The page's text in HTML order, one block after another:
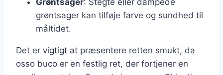
grøntsager kan tilføje farve og sundhed til
måltidet.
Det er vigtigt at præsentere retten smukt, da
osso buco er en festlig ret, der fortjener en